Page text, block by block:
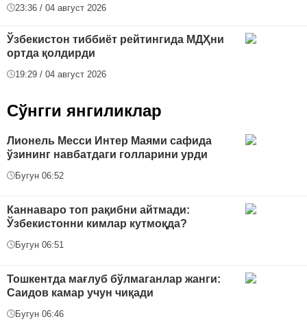
23:36 / 04 август 2026
Ўзбекистон тиббиёт рейтингида МДҲни
ортда қолдирди
19:29 / 04 август 2026
Сўнгги янгиликлар
Лионель Месси Интер Маями сафида
ўзининг навбатдаги голларини урди
Бугун 06:52
Каннаваро топ рақибни айтмади:
Ўзбекистонни кимлар кутмоқда?
Бугун 06:51
Тошкентда мағлуб бўлмаганлар жанги:
Саидов камар учун чиқади
Бугун 06:46